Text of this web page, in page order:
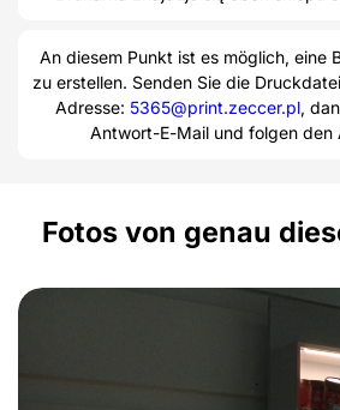
An diesem Punkt ist es möglich, eine
zu erstellen. Senden Sie die
Adresse: 5365@print.zeccer.pl,
Antwort-E-Mail und folgen den
Fotos von genau